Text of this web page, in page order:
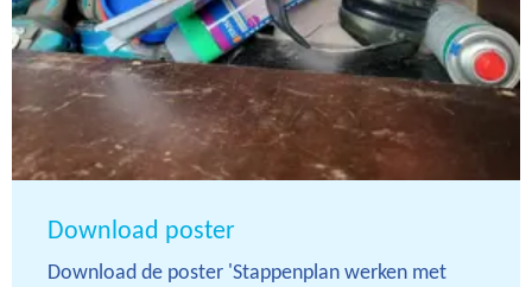
Download poster
Download de poster 'Stappenplan werken met